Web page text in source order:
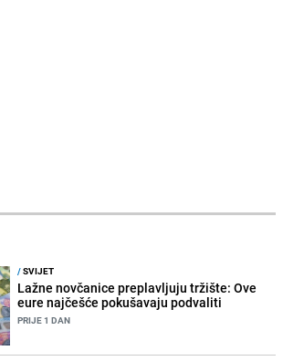
/SVIJET
Lažne novčanice preplavljuju tržište: Ove
eure najčešće pokušavaju podvaliti
PRIJE 1 DAN